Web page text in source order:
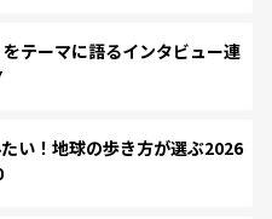
テーマに語るインタビュー連
い！地球の歩き方が選ぶ2026